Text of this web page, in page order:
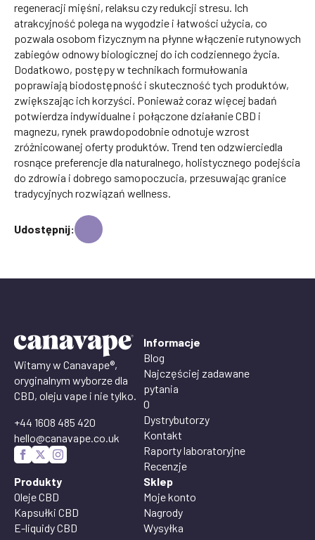
regeneracji mięśni, relaksu czy redukcji stresu. Ich
atrakcyjność polega na wygodzie i łatwości użycia, co
pozwala osobom fizycznym na płynne włączenie rutynowych
zabiegów odnowy biologicznej do ich codziennego życia.
Dodatkowo, postępy w technikach formułowania
poprawiają biodostępność i skuteczność tych produktów,
zwiększając ich korzyści. Ponieważ coraz więcej badań
potwierdza indywidualne i połączone działanie CBD i
magnezu, rynek prawdopodobnie odnotuje wzrost
zróżnicowanej oferty produktów. Trend ten odzwierciedla
rosnące preferencje dla naturalnego, holistycznego podejścia
do zdrowia i dobrego samopoczucia, przesuwając granice
tradycyjnych rozwiązań wellness.
Udostępnij:
Witamy w Canavape®,
oryginalnym wyborze dla
CBD, oleju vape i nie tylko.
+44 1608 485 420
hello@canavape.co.uk
Informacje
Blog
Najczęściej zadawane
pytania
O
Dystrybutorzy
Kontakt
Raporty laboratoryjne
Recenzje
Produkty
Oleje CBD
Kapsułki CBD
E-liquidy CBD
Sklep
Moje konto
Nagrody
Wysyłka